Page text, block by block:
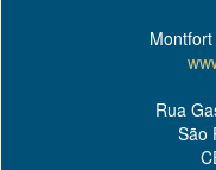
Rua
São